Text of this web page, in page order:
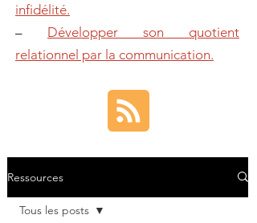
infidélité.
– Développer son quotient
relationnel par la communication.
Ressources
Tous les posts